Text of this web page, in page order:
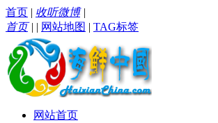
首页 | 收听微博|
首页| | 网站地图 | TAG标签
网站首页